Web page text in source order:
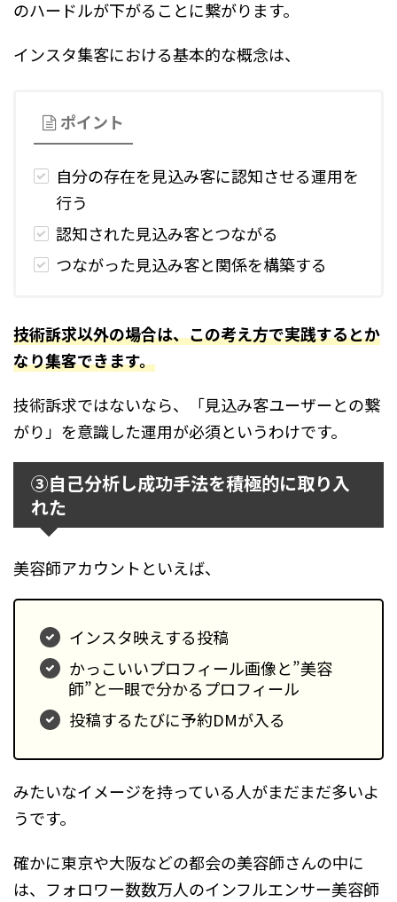
のハードルが下がることに繋がります。
インスタ集客における基本的な概念は、
ポイント
自分の存在を見込み客に認知させる運用を
行う
認知された見込み客とつながる
つながった見込み客と関係を構築する
技術訴求以外の場合は、この考え方で実践するとか
なり集客できます。
技術訴求ではないなら、「見込み客ユーザーとの繋
がり」を意識した運用が必須というわけです。
③自己分析し成功手法を積極的に取り入
れた
美容師アカウントといえば、
インスタ映えする投稿
かっこいいプロフィール画像と”美容
師”と一眼で分かるプロフィール
投稿するたびに予約DMが入る
みたいなイメージを持っている人がまだまだ多いよ
うです。
確かに東京や大阪などの都会の美容師さんの中に
は、フォロワー数数万人のインフルエンサー美容師